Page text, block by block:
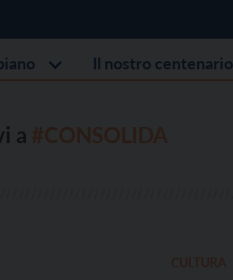
Il nostro centenario
a